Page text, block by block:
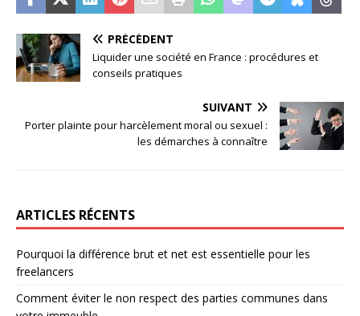
PRÉCÉDENT
Liquider une société en France : procédures et
conseils pratiques
SUIVANT
Porter plainte pour harcèlement moral ou sexuel :
les démarches à connaître
ARTICLES RÉCENTS
Pourquoi la différence brut et net est essentielle pour les
freelancers
Comment éviter le non respect des parties communes dans